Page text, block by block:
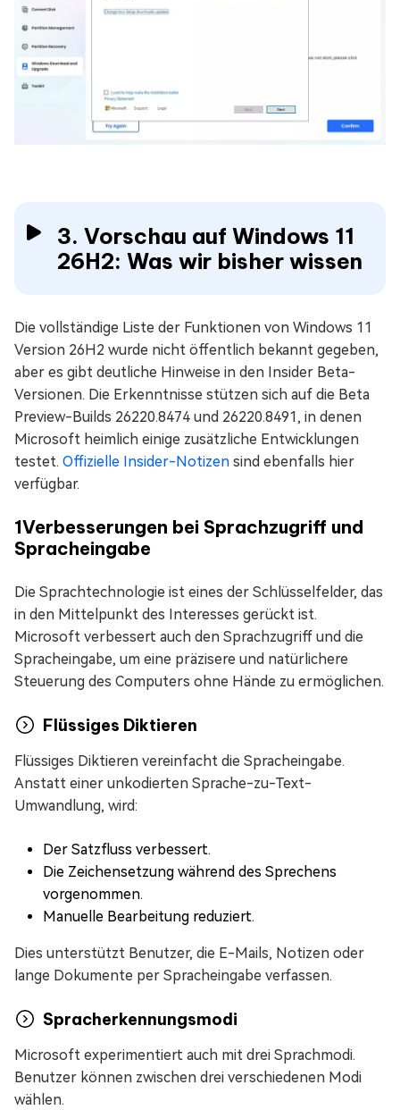
3. Vorschau auf Windows 11
26H2: Was wir bisher wissen
Die vollständige Liste der Funktionen von Windows 11
Version 26H2 wurde nicht öffentlich bekannt gegeben,
aber es gibt deutliche Hinweise in den Insider Beta-
Versionen. Die Erkenntnisse stützen sich auf die Beta
Preview-Builds 26220.8474 und 26220.8491, in denen
Microsoft heimlich einige zusätzliche Entwicklungen
testet. Offizielle Insider-Notizen sind ebenfalls hier
verfügbar.
1Verbesserungen bei Sprachzugriff und
Spracheingabe
Die Sprachtechnologie ist eines der Schlüsselfelder, das
in den Mittelpunkt des Interesses gerückt ist.
Microsoft verbessert auch den Sprachzugriff und die
Spracheingabe, um eine präzisere und natürlichere
Steuerung des Computers ohne Hände zu ermöglichen.
Flüssiges Diktieren
Flüssiges Diktieren vereinfacht die Spracheingabe.
Anstatt einer unkodierten Sprache-zu-Text-
Umwandlung, wird:
Der Satzfluss verbessert.
Die Zeichensetzung während des Sprechens
vorgenommen.
Manuelle Bearbeitung reduziert.
Dies unterstützt Benutzer, die E-Mails, Notizen oder
lange Dokumente per Spracheingabe verfassen.
Spracherkennungsmodi
Microsoft experimentiert auch mit drei Sprachmodi.
Benutzer können zwischen drei verschiedenen Modi
wählen.